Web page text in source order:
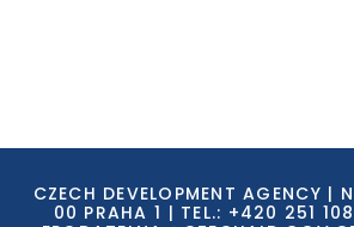
CZECH DEVELOPMENT AGENCY |
00 PRAHA 1 | TEL.: +420 251